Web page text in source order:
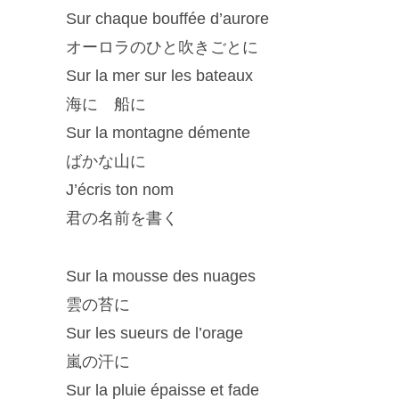
Sur chaque bouffée d’aurore
オーロラのひと吹きごとに
Sur la mer sur les bateaux
海に 船に
Sur la montagne démente
ばかな山に
J’écris ton nom
君の名前を書く
Sur la mousse des nuages
雲の苔に
Sur les sueurs de l’orage
嵐の汗に
Sur la pluie épaisse et fade